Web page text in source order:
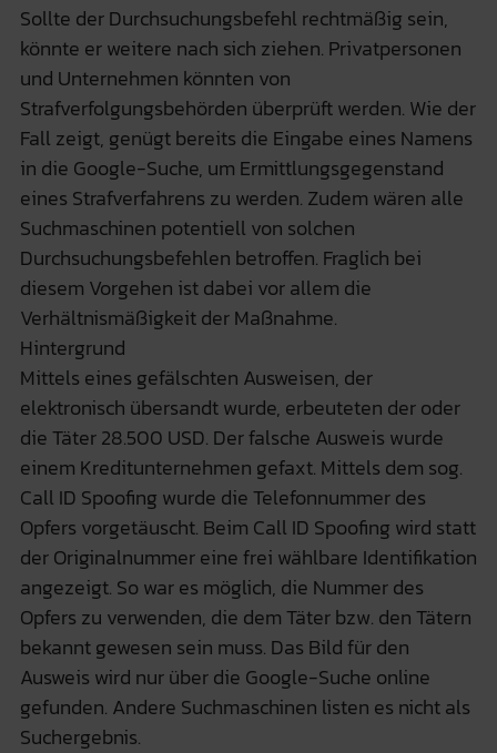
Sollte der Durchsuchungsbefehl rechtmäßig sein,
könnte er weitere nach sich ziehen. Privatpersonen
und Unternehmen könnten von
Strafverfolgungsbehörden überprüft werden. Wie der
Fall zeigt, genügt bereits die Eingabe eines Namens
in die Google-Suche, um Ermittlungsgegenstand
eines Strafverfahrens zu werden. Zudem wären alle
Suchmaschinen potentiell von solchen
Durchsuchungsbefehlen betroffen. Fraglich bei
diesem Vorgehen ist dabei vor allem die
Verhältnismäßigkeit der Maßnahme.
Hintergrund
Mittels eines gefälschten Ausweisen, der
elektronisch übersandt wurde, erbeuteten der oder
die Täter 28.500 USD. Der falsche Ausweis wurde
einem Kreditunternehmen gefaxt. Mittels dem sog.
Call ID Spoofing wurde die Telefonnummer des
Opfers vorgetäuscht. Beim Call ID Spoofing wird statt
der Originalnummer eine frei wählbare Identifikation
angezeigt. So war es möglich, die Nummer des
Opfers zu verwenden, die dem Täter bzw. den Tätern
bekannt gewesen sein muss. Das Bild für den
Ausweis wird nur über die Google-Suche online
gefunden. Andere Suchmaschinen listen es nicht als
Suchergebnis.